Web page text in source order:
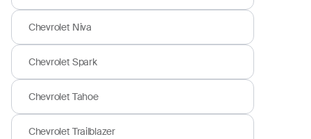
Chevrolet Niva
Chevrolet Spark
Chevrolet Tahoe
Chevrolet Trailblazer